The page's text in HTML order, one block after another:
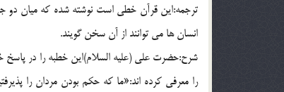
ترجمه:این قرآن خطی است نوشته شده که میان دو
انسان ها می توانند از آن سخن گویند.
شرح:حضرت علی (علیه السلام)این خطبه را در پاسخ
را معرفی کرده اند:«ما که حکم بودن مردان را